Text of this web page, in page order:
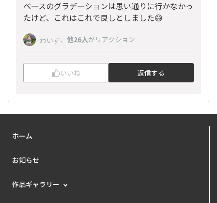
ベースのグラデーションは思い通りに行かなかっ
たけど、これはこれで良しとしました😅
わいず、 他26人がリアクション
いいね 返信する
ホーム
お知らせ
作品ギャラリー